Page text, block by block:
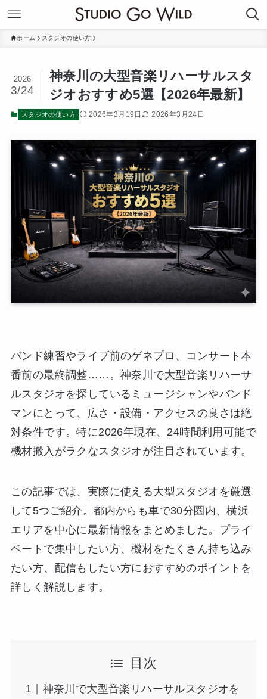
ホーム スタジオの使い方
神奈川の大型音楽リハーサルスタ
ジオおすすめ5選【2026年最新】
2026
3/24
スタジオの使い方 2026年3月19日 2026年3月24日
バンド練習やライブ前のゲネプロ、コンサート本
番前の最終調整……。神奈川で大型音楽リハーサ
ルスタジオを探しているミュージシャンやバンド
マンにとって、広さ・設備・アクセスの良さは絶
対条件です。特に2026年現在、24時間利用可能で
機材搬入がラクなスタジオが注目されています。
この記事では、実際に使える大型スタジオを厳選
して5つご紹介。都内からも車で30分圏内、横浜
エリアを中心に最新情報をまとめました。プライ
ベートで集中したい方、機材をたくさん持ち込み
たい方、配信もしたい方におすすめのポイントを
詳しく解説します。
目次
神奈川で大型音楽リハーサルスタジオを